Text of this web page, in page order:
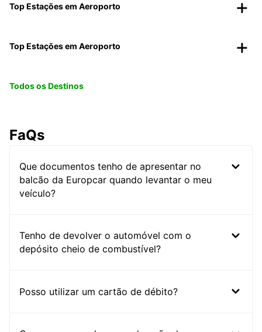
Top Estações em Aeroporto
Top Estações em Aeroporto
Todos os Destinos
FaQs
Que documentos tenho de apresentar no
balcão da Europcar quando levantar o meu
veículo?
Tenho de devolver o automóvel com o
depósito cheio de combustível?
Posso utilizar um cartão de débito?